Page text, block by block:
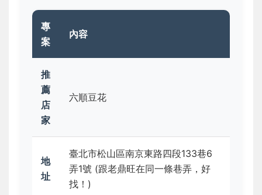
專
案
內容
推
薦
店
家
六順豆花
地
址
臺北市松山區南京東路四段133巷6
弄1號 (跟老鼎旺在同一條巷弄，好
找！)